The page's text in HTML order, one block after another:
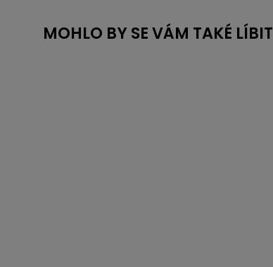
MOHLO BY SE VÁM TAKÉ LÍBIT